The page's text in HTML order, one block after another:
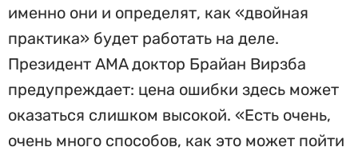
именно они и определят, как «двойная
практика» будет работать на деле.
Президент AMA доктор Брайан Вирзба
предупреждает: цена ошибки здесь может
оказаться слишком высокой. «Есть очень,
очень много способов, как это может пойти